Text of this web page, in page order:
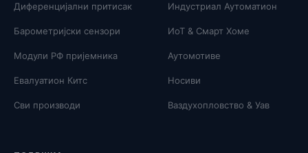
Диференцијални притисак
Барометријски сензори
Модули РФ пријемника
Евалуатион Китс
Сви производи
Индустриал Аутоматион
ИоТ & Смарт Хоме
Аутомотиве
Носиви
Ваздухопловство & Уав